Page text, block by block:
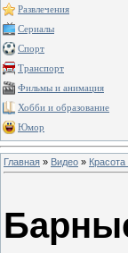
Развлечения
Сериалы
Спорт
Транспорт
Фильмы и анимация
Хобби и образование
Юмор
Главная » Видео »